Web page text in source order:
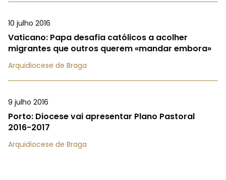
10 julho 2016
Vaticano: Papa desafia católicos a acolher
migrantes que outros querem «mandar embora»
Arquidiocese de Braga
9 julho 2016
Porto: Diocese vai apresentar Plano Pastoral
2016-2017
Arquidiocese de Braga